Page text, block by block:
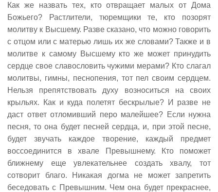
Как же назвать тех, кто отвращает малых от Дома
Божьего? Растлители, тюремщики те, кто позорят
молитву к Высшему. Разве сказано, что можно говорить
с отцом или с матерью лишь их же словами? Также и в
молитве к самому Высшему кто же может принудить
сердце свое славословить чужими мерами? Кто слагал
молитвы, гимны, песнопения, тот пел своим сердцем.
Нельзя препятствовать духу возноситься на своих
крыльях. Как и куда полетят бескрылые? И разве не
даст ответ отломивший перо малейшее? Если нужна
песня, то она будет песней сердца, и, при этой песне,
будет звучать каждое творение, каждый предмет
воссоединится в хвале Превышнему. Кто поможет
ближнему еще увлекательнее создать хвалу, тот
сотворит благо. Никакая догма не может запретить
беседовать с Превышним. Чем она будет прекраснее,